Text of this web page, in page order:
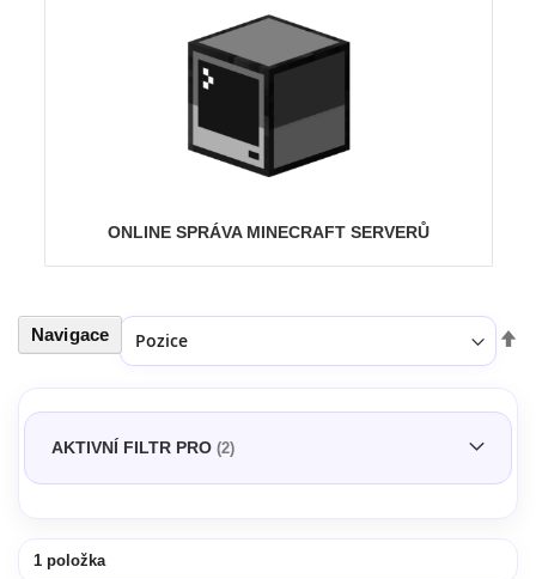
ONLINE SPRÁVA MINECRAFT SERVERŮ
1 položka
Seřadit podle
Navigace
AKTIVNÍ FILTR PRO